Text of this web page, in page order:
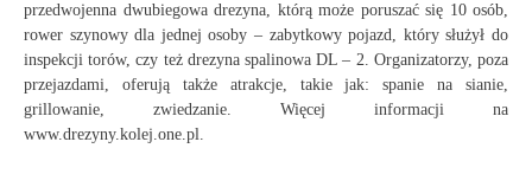
przedwojenna dwubiegowa drezyna, którą może poruszać się 10 osób,
rower szynowy dla jednej osoby – zabytkowy pojazd, który służył do
inspekcji torów, czy też drezyna spalinowa DL – 2. Organizatorzy, poza
przejazdami, oferują także atrakcje, takie jak: spanie na sianie,
grillowanie, zwiedzanie. Więcej informacji na
www.drezyny.kolej.one.pl.